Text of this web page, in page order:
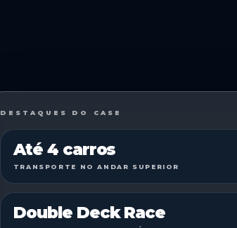
DESTAQUES DO CASE
Até 4 carros
TRANSPORTE NO ANDAR SUPERIOR
Double Deck Race